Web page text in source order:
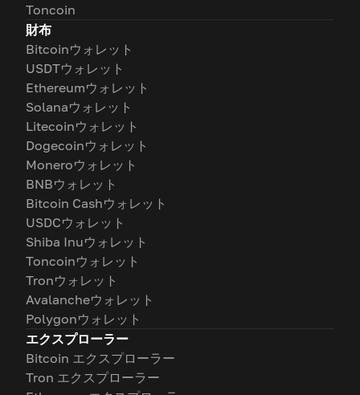
Toncoin
財布
Bitcoinウォレット
USDTウォレット
Ethereumウォレット
Solanaウォレット
Litecoinウォレット
Dogecoinウォレット
Moneroウォレット
BNBウォレット
Bitcoin Cashウォレット
USDCウォレット
Shiba Inuウォレット
Toncoinウォレット
Tronウォレット
Avalancheウォレット
Polygonウォレット
エクスプローラー
Bitcoin エクスプローラー
Tron エクスプローラー